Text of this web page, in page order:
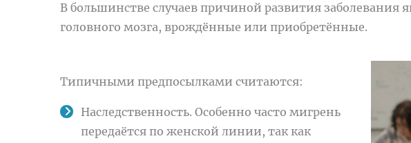
В большинстве случаев причиной развития заболевания
головного мозга, врождённые или приобретённые.
Типичными предпосылками считаются:
Наследственность. Особенно часто мигрень
передаётся по женской линии, так как